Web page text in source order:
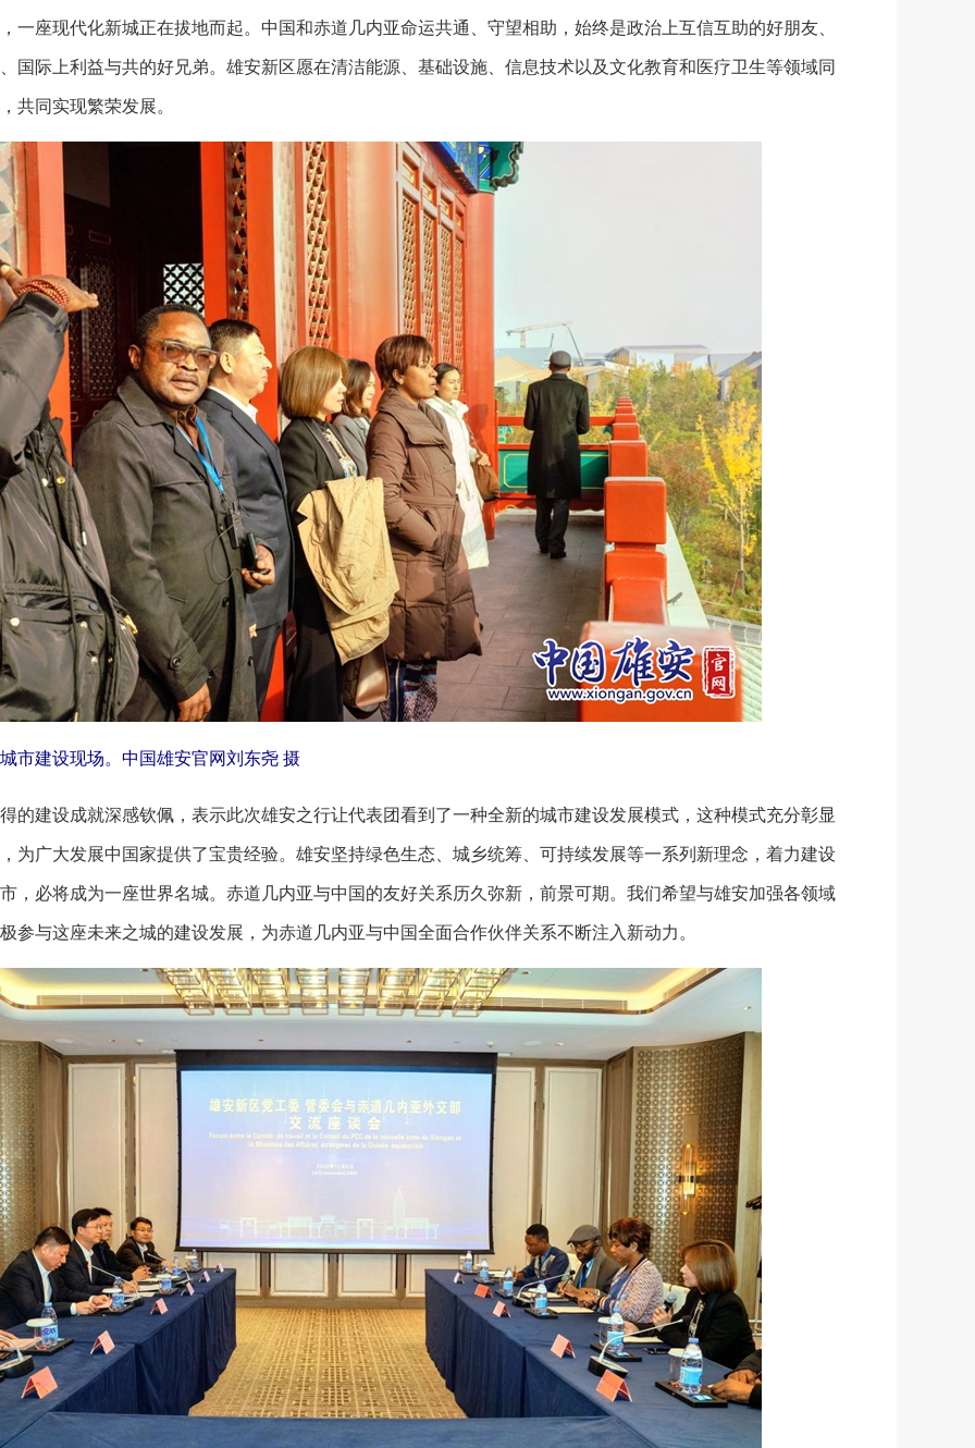
一座现代化新城正在拔地而起。中国和赤道几内亚命运共通、守望相助，始终是政治上互信互助的好朋友、
国际上利益与共的好兄弟。雄安新区愿在清洁能源、基础设施、信息技术以及文化教育和医疗卫生等领域同
共同实现繁荣发展。
市建设现场。中国雄安官网刘东尧 摄
设成就深感钦佩，表示此次雄安之行让代表团看到了一种全新的城市建设发展模式，这种模式充分彰显
为广大发展中国家提供了宝贵经验。雄安坚持绿色生态、城乡统筹、可持续发展等一系列新理念，着力建设
，必将成为一座世界名城。赤道几内亚与中国的友好关系历久弥新，前景可期。我们希望与雄安加强各领域
参与这座未来之城的建设发展，为赤道几内亚与中国全面合作伙伴关系不断注入新动力。